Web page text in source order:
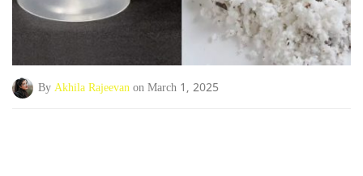
By Akhila Rajeevan on March 1, 2025